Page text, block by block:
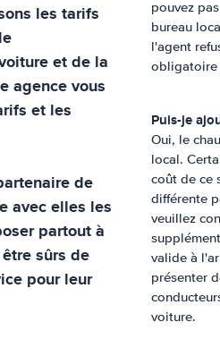
les tarifs
et de la
agence vous
et les
de
avec elles les
partout à
sûrs de
pour leur
pouvez
bureau
l'agent
obligatoire
Puis-je
Oui, le
local.
coût de ce
différente
veuillez
valide à
présenter
voiture.